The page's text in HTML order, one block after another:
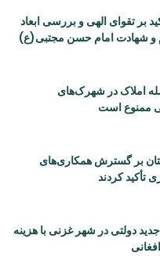
بر تقوای الهی و بررسی ابعاد
و شهادت امام حسن مجتبی(ع)
املاک در شهرک‌های
ممنوع است
بر گسترش همکاری‌های
تأکید کردند
دولتی در شهر غزنی با هزینه